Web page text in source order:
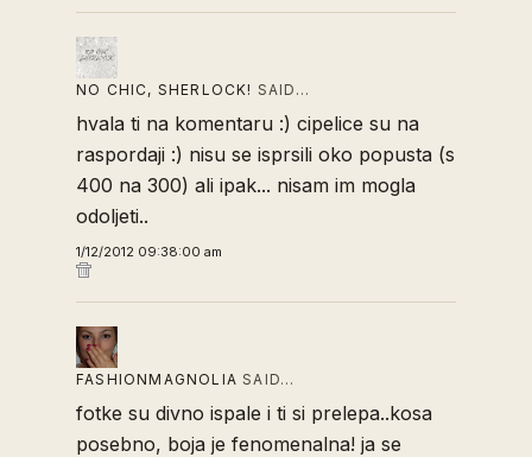
NO CHIC, SHERLOCK! SAID…
hvala ti na komentaru :) cipelice su na
raspordaji :) nisu se isprsili oko popusta (s
400 na 300) ali ipak... nisam im mogla
odoljeti..
1/12/2012 09:38:00 am
FASHIONMAGNOLIA SAID…
fotke su divno ispale i ti si prelepa..kosa
posebno, boja je fenomenalna! ja se